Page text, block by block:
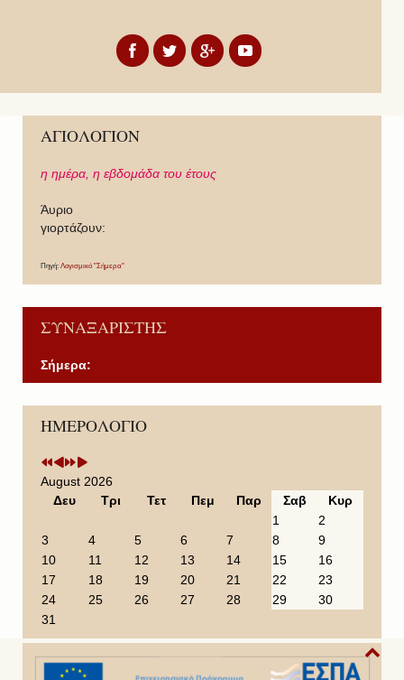
ΑΓΙΟΛΟΓΙΟΝ
η ημέρα, η εβδομάδα του έτους
Άυριο
γιορτάζουν:
Πηγή: Λογισμικό "Σήμερα"
ΣΥΝΑΞΑΡΙΣΤΗΣ
Σήμερα:
ΗΜΕΡΟΛΟΓΙΟ
P
r
v
i
e
a
r
P
r
v
i
o
o
t
h
N
e
t
Y
e
N
e
t
M
August 2026
Δευ
Τρι Τετ Πεμ Παρ Σαβ
Κυρ
1
2
3
4 5 6 7 8
9
10
11 12 13 14 15
16
17
18 19 20 21 22
23
24
25 26 27 28 29
30
31